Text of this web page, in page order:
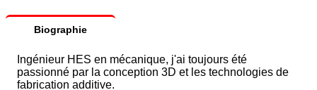
Biographie
Ingénieur HES en mécanique, j'ai toujours été
passionné par la conception 3D et les technologies de
fabrication additive.